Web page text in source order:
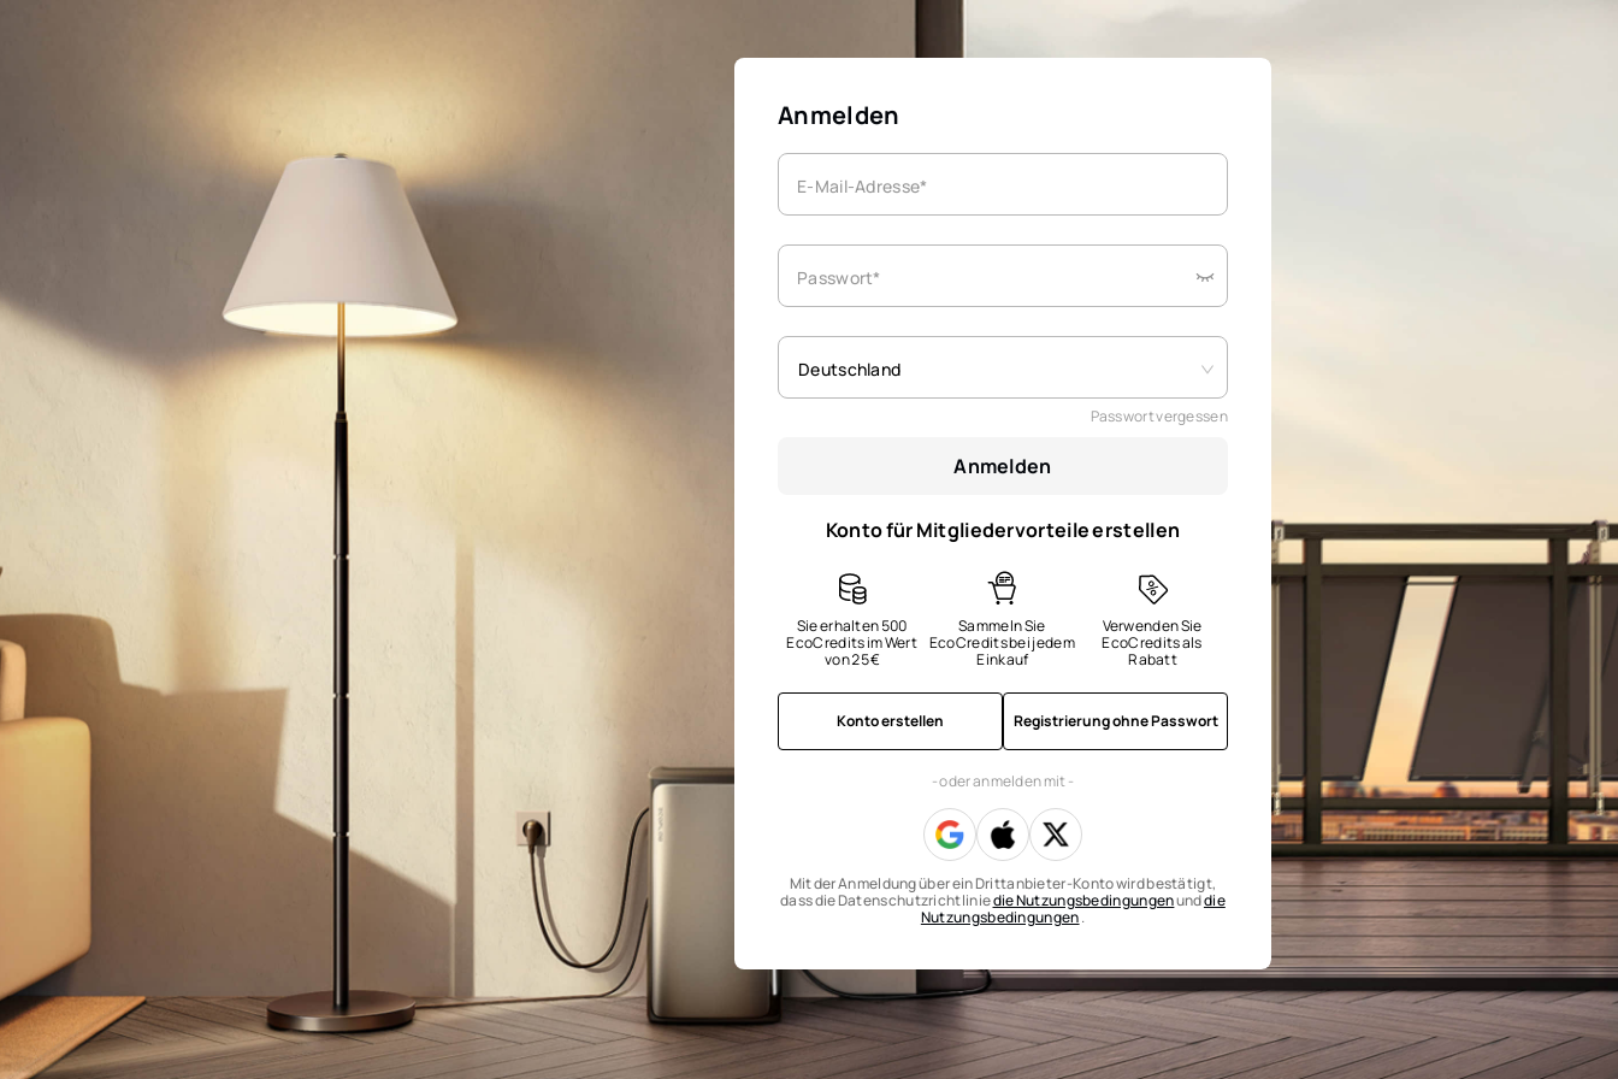
Anmelden
E-Mail-Adresse*
Passwort*
Deutschland
Passwort vergessen
Anmelden
Konto für Mitgliedervorteile erstellen
Sie erhalten 500
EcoCredits im Wert
von 25 €
Sammeln Sie
EcoCredits bei jedem
Einkauf
Verwenden Sie
EcoCredits als
Rabatt
Konto erstellen Registrierung ohne Passwort
- oder anmelden mit -
Mit der Anmeldung über ein Drittanbieter-Konto wird bestätigt,
dass die Datenschutzrichtliniedie Nutzungsbedingungenunddie
Nutzungsbedingungen.